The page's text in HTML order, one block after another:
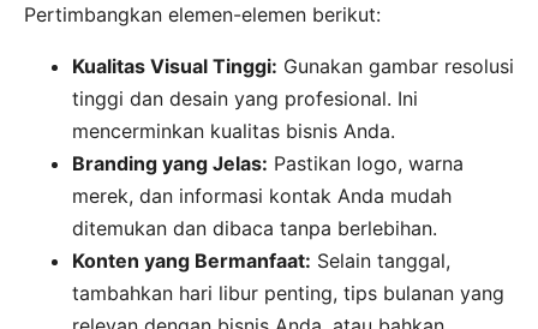
Pertimbangkan elemen-elemen berikut:
Kualitas Visual Tinggi: Gunakan gambar resolusi
tinggi dan desain yang profesional. Ini
mencerminkan kualitas bisnis Anda.
Branding yang Jelas: Pastikan logo, warna
merek, dan informasi kontak Anda mudah
ditemukan dan dibaca tanpa berlebihan.
Konten yang Bermanfaat: Selain tanggal,
tambahkan hari libur penting, tips bulanan yang